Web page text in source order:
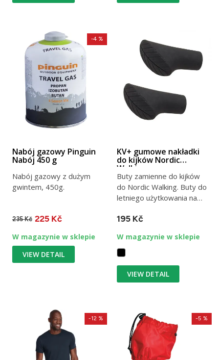
Nabój gazowy Pinguin
Nabój 450 g
Nabój gazowy z dużym
gwintem, 450g.
235 Kč
-4 %
225 Kč
W magazynie w sklepie
VIEW DETAIL
KV+ gumowe nakładki
do kijków Nordic
Walking
Buty zamienne do kijków
do Nordic Walking. Buty do
letniego użytkowania na
195 Kč
W magazynie w sklepie
VIEW DETAIL
-12 % -5 %